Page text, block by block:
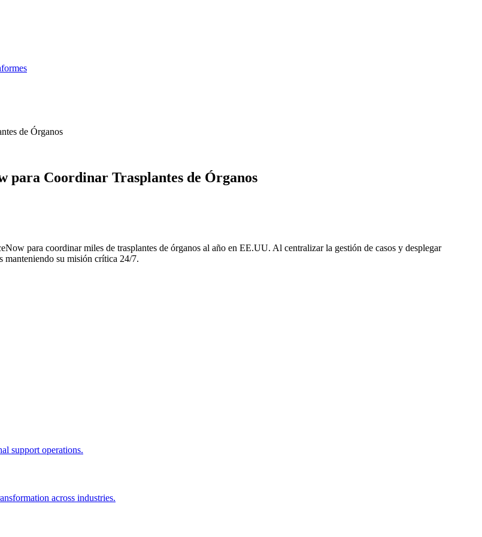
de Órganos
para Coordinar Trasplantes de Órganos
para coordinar miles de trasplantes de órganos al año en EE.UU. Al centralizar la gestión de casos y desplegar
manteniendo su misión crítica 24/7.
support operations.
across industries.